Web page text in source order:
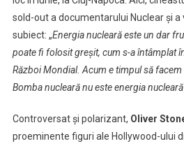
sold-out a documentarului Nuclear și
subiect: „Energia nucleară este un dar
poate fi folosit greșit, cum s-a întâmplat
Război Mondial. Acum e timpul să
Bomba nucleară nu este energia
Controversat și polarizant, Oliver
proeminente figuri ale Hollywood-ului